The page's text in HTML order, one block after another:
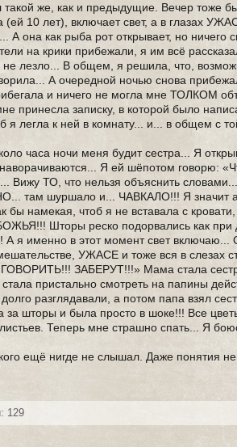
такой же, как и предыдущие. Вечер тоже
10 лет), включает свет, а в глазах
А она как рыба рот открывает, но ничего
на крики прибежали, я им всё
не лезло... В общем, я решила, что,
А очередной ночью снова
и ничего не могла мне ТОЛКОМ
принесла записку, в которой было
легла к ней в комнату... и... в общем с
часа ночи меня будит сестра... Я
Я ей шёпотом говорю:
Вижу ТО, что нельзя объяснить
там шуршало и... ЧАВКАЛО!!! Я значит
бы намекая, чтоб я не вставала с
Шторы реско подорвались как при
А я именно в этот момент свет включаю...
УЖАСЕ и тоже вся в слезах
ЗАБЕРУТ!!!» Мама стала
пристально смотреть на папины
разглядавали, а потом папа взял
за шторы и была просто в шоке!!! Все
Теперь мне страшно спать... Я
ещё нигде не слышал. Даже понятия
129